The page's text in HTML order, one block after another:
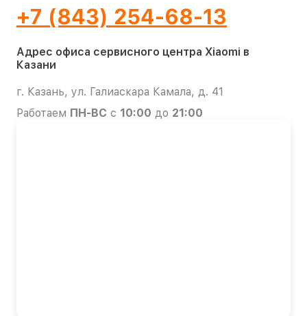
+7 (843) 254-68-13
Адрес офиса сервисного центра Xiaomi в
Казани
г. Казань, ул. Галиаскара Камала, д. 41
Работаем ПН-ВС с 10:00 до 21:00